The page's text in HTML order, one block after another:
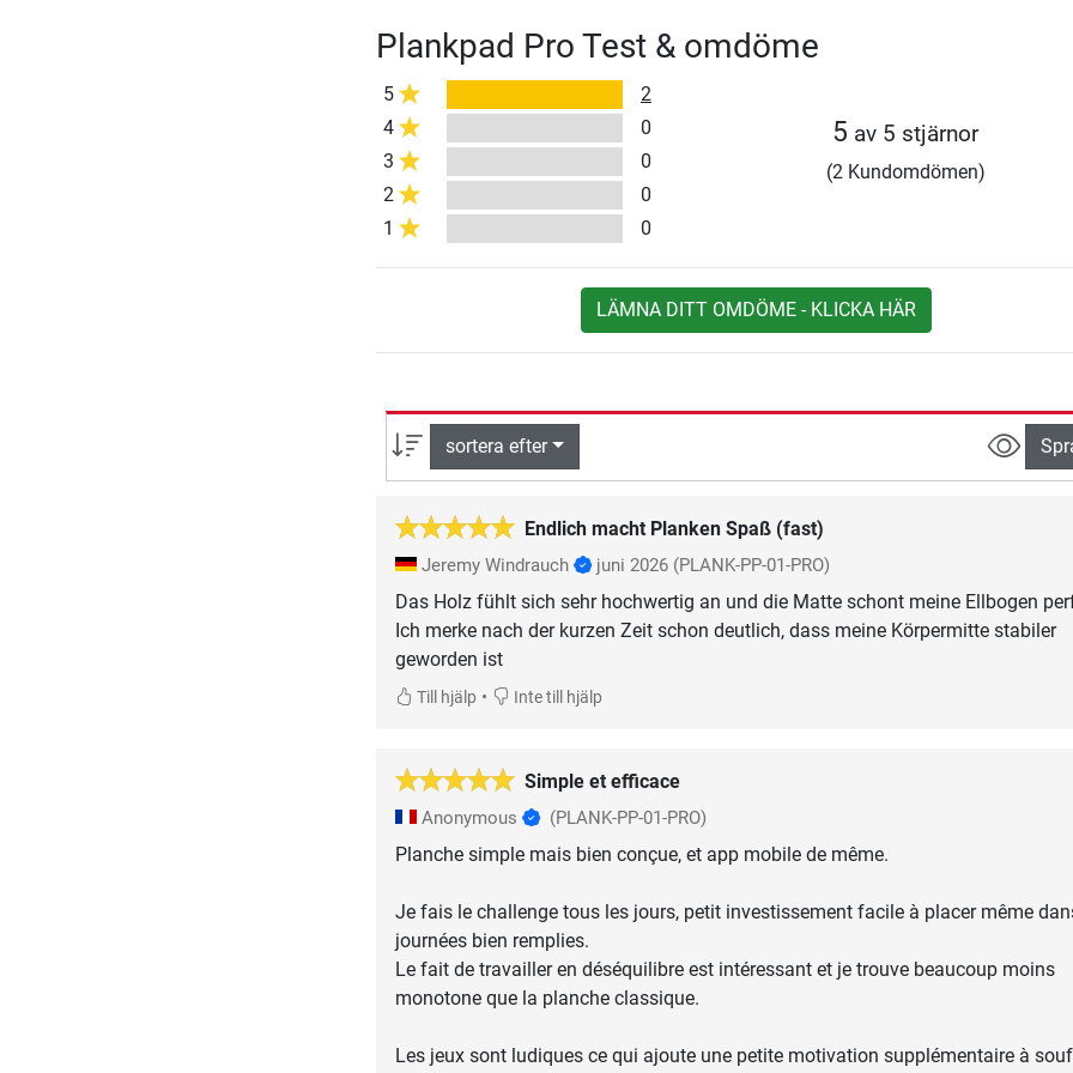
Plankpad Pro Test & omdöme
5
2
4
0
3
0
2
0
1
0
5 av 5 stjärnor
(2 Kundomdömen)
LÄMNA DITT OMDÖME - KLICKA HÄR
sortera efter
Endlich macht Planken Spaß (fast)
Jeremy Windrauch juni 2026 (PLANK-PP-01-PRO)
Das Holz fühlt sich sehr hochwertig an und die Matte schont meine Ellbogen
Ich merke nach der kurzen Zeit schon deutlich, dass meine Körpermitte stabiler
geworden ist
Till hjälp • Inte till hjälp
Simple et efficace
Anonymous (PLANK-PP-01-PRO)
Planche simple mais bien conçue, et app mobile de même.
Je fais le challenge tous les jours, petit investissement facile à placer même
journées bien remplies.
Le fait de travailler en déséquilibre est intéressant et je trouve beaucoup moins
monotone que la planche classique.
Les jeux sont ludiques ce qui ajoute une petite motivation supplémentaire à